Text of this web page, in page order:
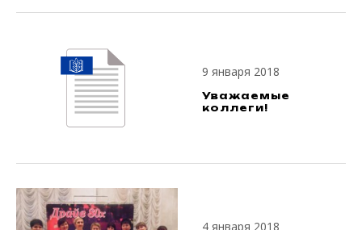
9 января 2018
Уважаемые
коллеги!
4 января 2018